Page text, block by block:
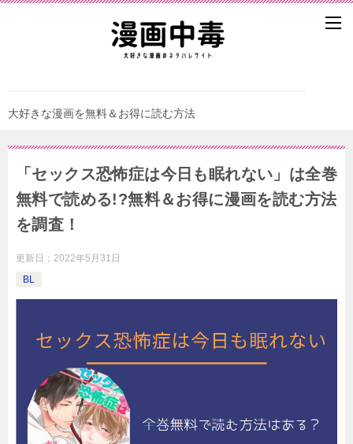
大好きな漫画を無料＆お得に読む方法
「セックス恐怖症は今日も眠れない」は全巻
無料で読める!?無料＆お得に漫画を読む⽅法
を調査！
更新日： 2022年5月31日
BL